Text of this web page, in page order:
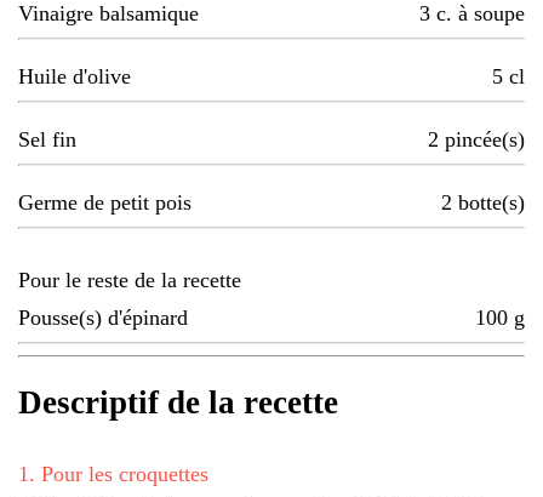
Vinaigre balsamique 3 c. à soupe
Huile d'olive 5 cl
Sel fin 2 pincée(s)
Germe de petit pois 2 botte(s)
Pour le reste de la recette
Pousse(s) d'épinard
100 g
Descriptif de la recette
1 . Pour les croquettes